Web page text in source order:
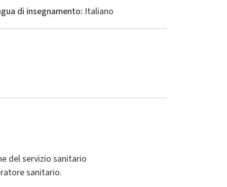
di insegnamento: Italiano
del servizio sanitario
sanitario.